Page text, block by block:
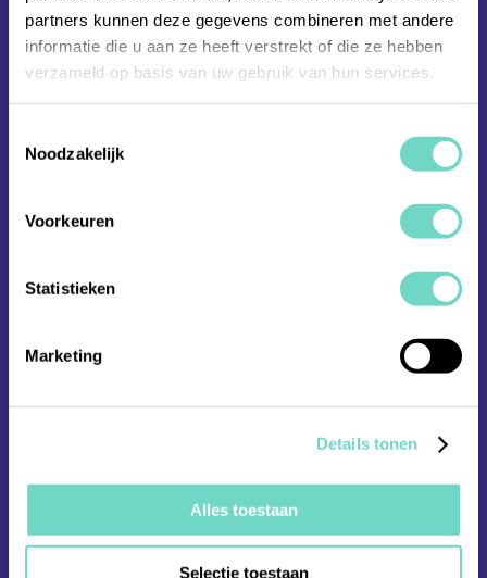
partners kunnen deze gegevens combineren met andere
informatie die u aan ze heeft verstrekt of die ze hebben
verzameld op basis van uw gebruik van hun services.
Noodzakelijk
Voorkeuren
Statistieken
Marketing
Details tonen
Alles toestaan
Selectie toestaan
Ervaring
management en compliance begrijpen wij
Wij ontwikkelen onze eigen algoritmes op